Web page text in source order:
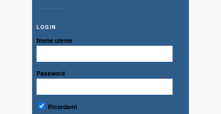
LOGIN
Nome utente
Password
Ricordami